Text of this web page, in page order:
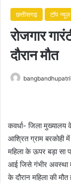
छत्तीसगढ़ टॉप न्यूज़
रोजगार
दौरान मौत
कवर्धा- जिला मुख्यालय
आश्रित ग्राम बरकोही
महिला के ऊपर बड़ा सा
आई जिसे गंभीर अवस्था
के दौरान महिला की मौत